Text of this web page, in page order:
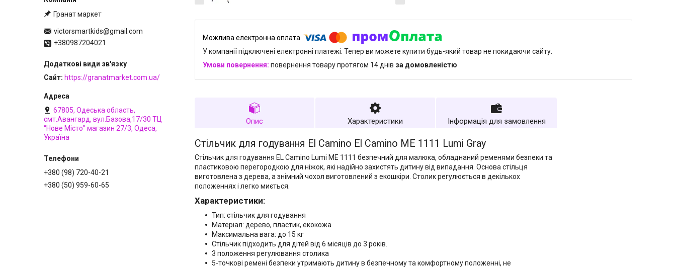
У компанії підключені електронні платежі. Тепер ви можете купити будь-який товар не покидаючи сайту.
повернення товару протягом 14 днів за домовленістю
Опис Характеристики Інформація для замовлення
Стільчик для годування El Camino El Camino ME 1111 Lumi Gray
Стільчик для годування EL Camino Lumi ME 1111 безпечний для малюка, обладнаний ременями безпеки та
пластиковою перегородкою для ніжок, які надійно захистять дитину від випадання. Основа стільця
виготовлена з дерева, а знімний чохол виготовлений з екошкіри. Столик регулюється в декількох
положеннях і легко миється.
Характеристики:
Тип: стільчик для годування
Матеріал: дерево, пластик, екокожа
Максимальна вага: до 15 кг
Стільчик підходить для дітей від 6 місяців до 3 років.
3 положення регулювання столика
5-точкові ремені безпеки утримають дитину в безпечному та комфортному положенні, не
Гранат маркет
victorsmartkids@gmail.com
+380987204021
Сайт https://granatmarket.com.ua/
67805, Одеська область,
смт.Авангард, вул.Базова,17/30 ТЦ
“Нове Місто” магазин 27/3, Одеса,
Україна
+380 (98) 720-40-21
+380 (50) 959-60-65